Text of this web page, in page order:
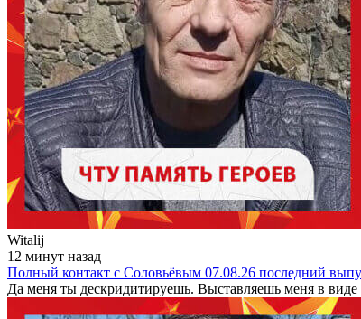
Witalij
12 минут назад
Полный контакт с Соловьёвым 07.08.26 последний
Да меня ты дескридитируешь. Выставляешь меня в